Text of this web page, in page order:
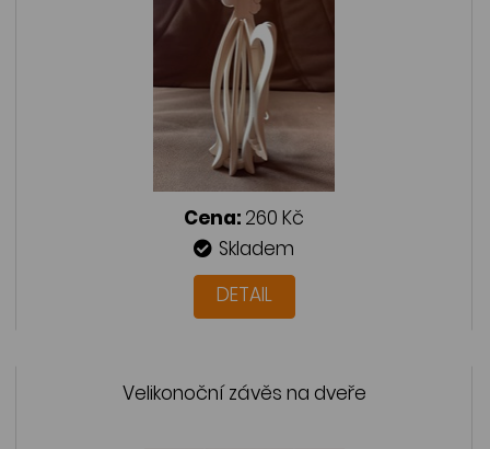
Cena: 260 Kč
Skladem
DETAIL
Velikonoční závěs na dveře